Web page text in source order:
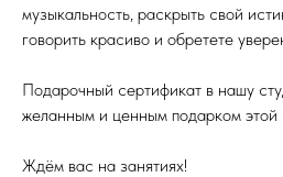
музыкальность, раскрыть свой
говорить красиво и обретете
Подарочный сертификат в нашу
желанным и ценным подарком этой
Ждём вас на занятиях!